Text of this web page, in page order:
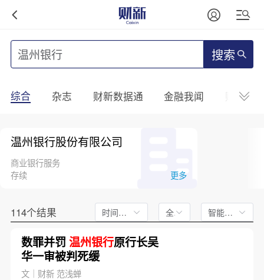
搜索
综合 杂志 财新数据通 金融我闻 财新
温州银行股份有限公司
商业银行服务
存续
更多
114个结果 时间不限 全文 智能排序
数罪并罚 温州银行原行长吴
华一审被判死缓
文｜财新 范浅蝉